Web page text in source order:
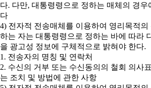
다. 다만, 대통령령으로 정하는 매체의 경
다
4) 전자적 전송매체를 이용하여 영리목적
하는 자는 대통령령으로 정하는 바에 따라
을 광고성 정보에 구체적으로 밝혀야 한다.
1. 전송자의 명칭 및 연락처
2. 수신의 거부 또는 수신동의의 철회 의사
는 조치 및 방법에 관한 사항